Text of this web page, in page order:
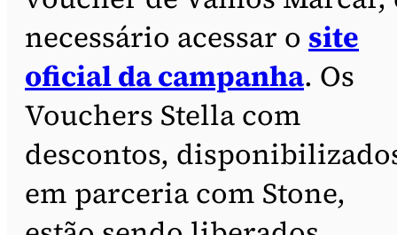
necessário acessar o site
oficial da campanha. Os
Vouchers Stella com
descontos,
em parceria com Stone,